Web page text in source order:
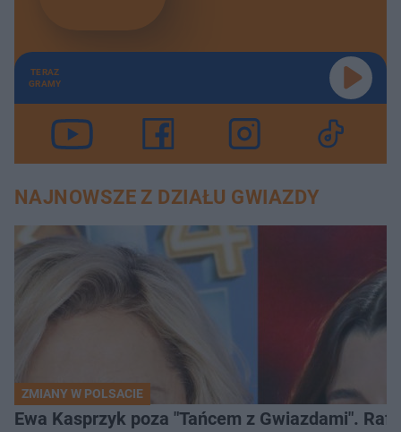
TERAZ
GRAMY
NAJNOWSZE Z DZIAŁU GWIAZDY
ZMIANY W POLSACIE
Ewa Kasprzyk poza "Tańcem z Gwiazdami".